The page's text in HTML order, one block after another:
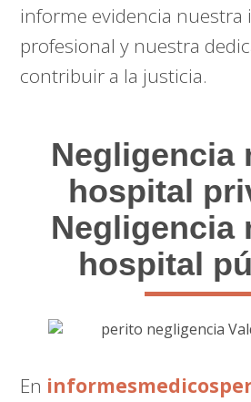
informe evidencia nuestra
profesional y nuestra
contribuir a la justicia.
Negligencia
hospital
Negligencia
hospital
En